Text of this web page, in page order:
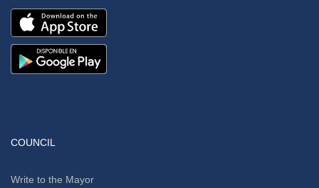
COUNCIL
Write to the Mayor